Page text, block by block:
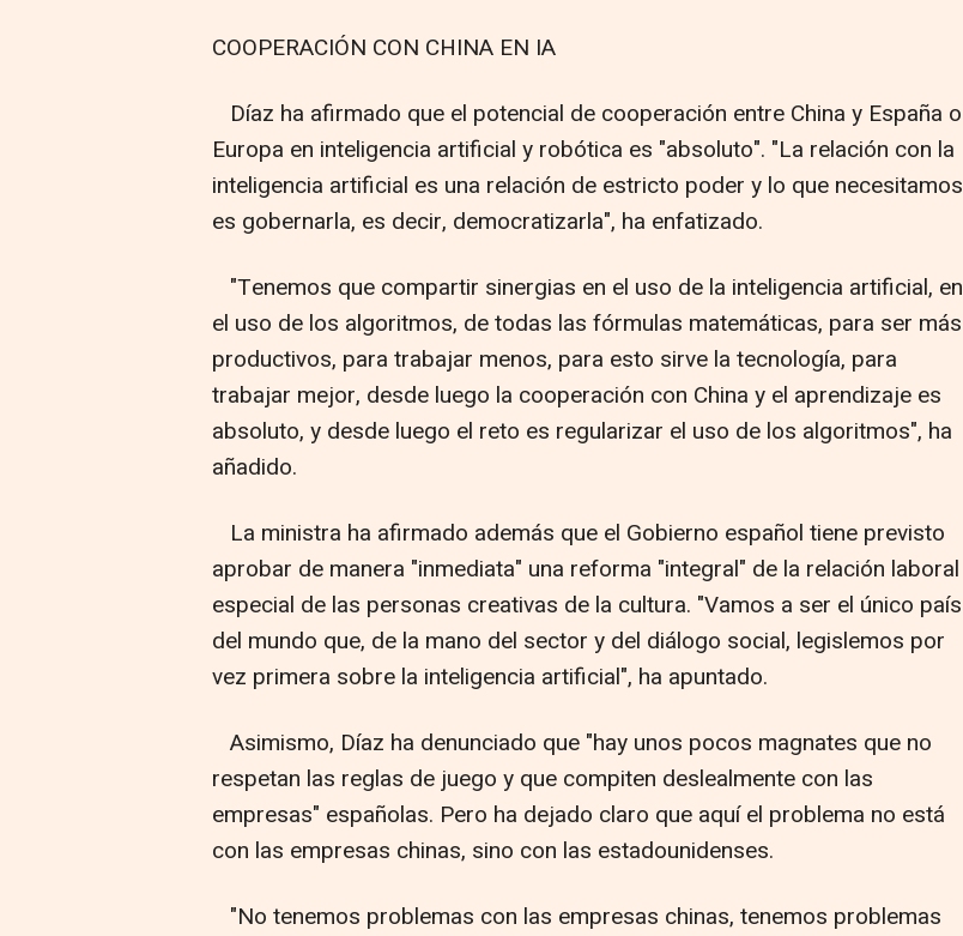
COOPERACIÓN CON CHINA EN IA
Díaz ha afirmado que el potencial de cooperación entre China y España o
Europa en inteligencia artificial y robótica es "absoluto". "La relación con la
inteligencia artificial es una relación de estricto poder y lo que necesitamos
es gobernarla, es decir, democratizarla", ha enfatizado.
"Tenemos que compartir sinergias en el uso de la inteligencia artificial, en
el uso de los algoritmos, de todas las fórmulas matemáticas, para ser más
productivos, para trabajar menos, para esto sirve la tecnología, para
trabajar mejor, desde luego la cooperación con China y el aprendizaje es
absoluto, y desde luego el reto es regularizar el uso de los algoritmos", ha
añadido.
La ministra ha afirmado además que el Gobierno español tiene previsto
aprobar de manera "inmediata" una reforma "integral" de la relación laboral
especial de las personas creativas de la cultura. "Vamos a ser el único país
del mundo que, de la mano del sector y del diálogo social, legislemos por
vez primera sobre la inteligencia artificial", ha apuntado.
Asimismo, Díaz ha denunciado que "hay unos pocos magnates que no
respetan las reglas de juego y que compiten deslealmente con las
empresas" españolas. Pero ha dejado claro que aquí el problema no está
con las empresas chinas, sino con las estadounidenses.
"No tenemos problemas con las empresas chinas, tenemos problemas